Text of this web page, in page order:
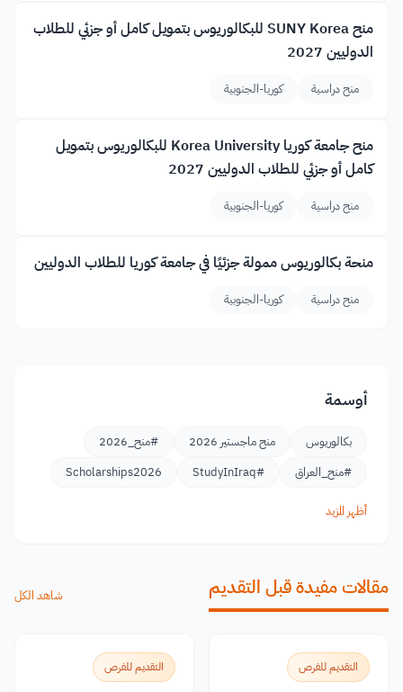
منح SUNY Korea للبكالوريوس بتمويل كامل أو جزئي للطلاب
الدوليين 2027
منح دراسية كوريا-الجنوبية
منح جامعة كوريا Korea University للبكالوريوس بتمويل
كامل أو جزئي للطلاب الدوليين 2027
منح دراسية كوريا-الجنوبية
منحة بكالوريوس ممولة جزئيًا في جامعة كوريا للطلاب الدوليين
منح دراسية كوريا-الجنوبية
أوسمة
بكالوريوس منح ماجستير 2026
#منح_2026
#منح_العراق
#StudyInIraq
Scholarships2026
أظهر المزيد
مقالات مفيدة قبل التقديم شاهد الكل
التقديم للفرص التقديم للفرص